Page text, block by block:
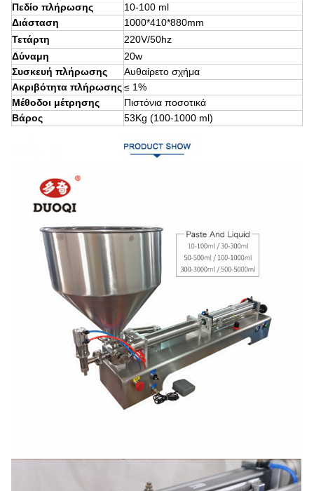
Πεδίο πλήρωσης
10-100 ml
Διάσταση
1000*410*880mm
Τετάρτη
220V/50hz
Δύναμη
20w
Συσκευή πλήρωσης
Αυθαίρετο σχήμα
Ακριβότητα πλήρωσης≤ 1%
Μέθοδοι μέτρησης
Πιστόνια ποσοτικά
Βάρος
53Kg (100-1000 ml)